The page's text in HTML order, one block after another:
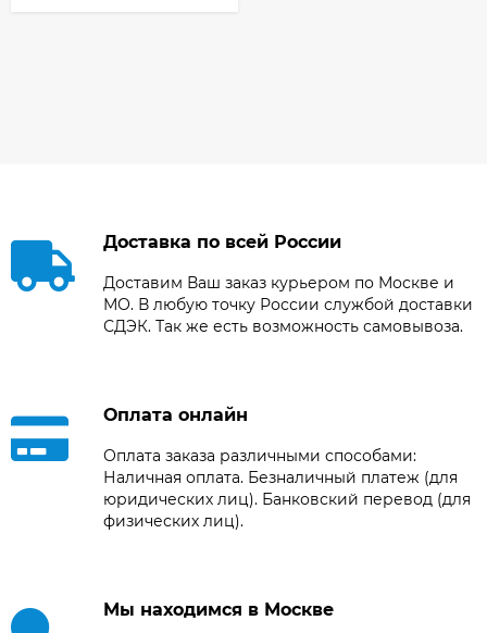
Доставка по всей России
Доставим Ваш заказ курьером по Москве и
МО. В любую точку России службой доставки
СДЭК. Так же есть возможность самовывоза.
Оплата онлайн
Оплата заказа различными способами:
Наличная оплата. Безналичный платеж (для
юридических лиц). Банковский перевод (для
физических лиц).
Мы находимся в Москве